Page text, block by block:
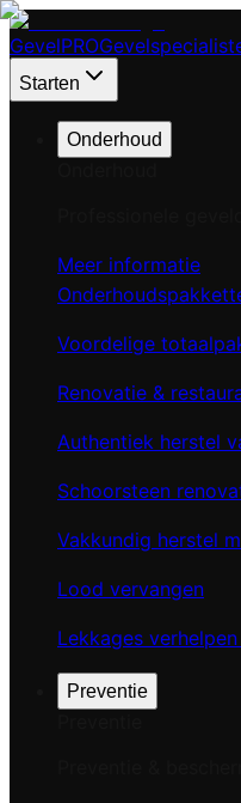
GevelPRO
Starten
Onderhoud
Meer informatie
Voordelige
Renovatie &
Authentiek herstel
Schoorsteen
Vakkundig herstel
Lood vervangen
Lekkages
Preventie